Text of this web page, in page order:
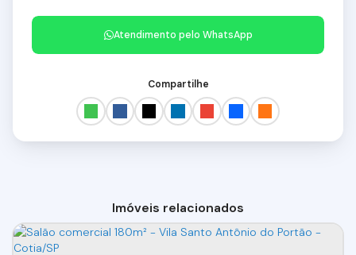
Atendimento pelo WhatsApp
Compartilhe
Imóveis relacionados